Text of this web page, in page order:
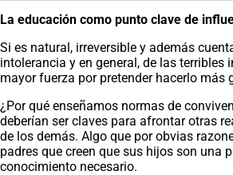
La educación como punto clave de
Si es natural, irreversible y además
intolerancia y en general, de las
mayor fuerza por pretender hacerlo
¿Por qué enseñamos normas de
deberían ser claves para afrontar otras
de los demás. Algo que por obvias
padres que creen que sus hijos son una
conocimiento necesario.